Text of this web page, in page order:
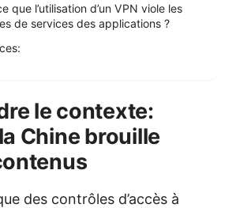
que l’utilisation d’un VPN viole les
de services des applications ?
le contexte:
Chine brouille
des contrôles d’accès à